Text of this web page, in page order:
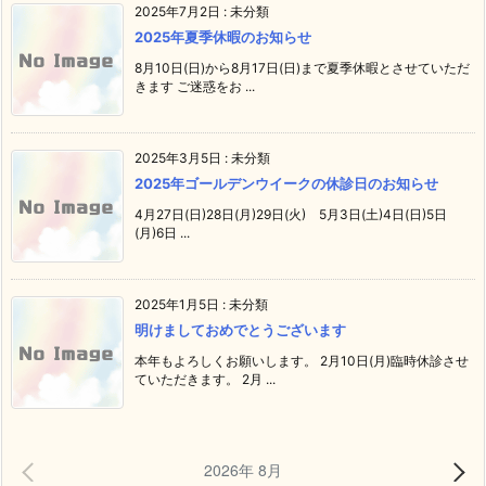
2025年7月2日 : 未分類
2025年夏季休暇のお知らせ
8月10日(日)から8月17日(日)まで夏季休暇とさせていただ
きます ご迷惑をお ...
2025年3月5日 : 未分類
2025年ゴールデンウイークの休診日のお知らせ
4月27日(日)28日(月)29日(火) 5月3日(土)4日(日)5日
(月)6日 ...
2025年1月5日 : 未分類
明けましておめでとうございます
本年もよろしくお願いします。 2月10日(月)臨時休診させ
ていただきます。 2月 ...
2026年 8月